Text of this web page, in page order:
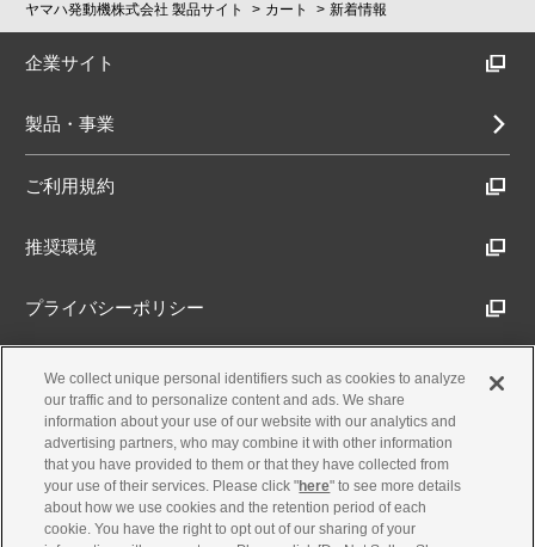
ヤマハ発動機株式会社 製品サイト カート 新着情報
企業サイト
製品・事業
ご利用規約
推奨環境
プライバシーポリシー
Cookieポリシー
アクセシビリティ方針
古物営業法に基づく表示
We collect unique personal identifiers such as cookies to analyze
our traffic and to personalize content and ads. We share
information about your use of our website with our analytics and
advertising partners, who may combine it with other information
that you have provided to them or that they have collected from
your use of their services. Please click "here" to see more details
about how we use cookies and the retention period of each
cookie. You have the right to opt out of our sharing of your